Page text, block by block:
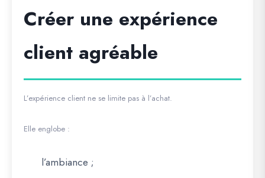
Créer une expérience
client agréable
L’expérience client ne se limite pas à l’achat.
Elle englobe :
l’ambiance ;